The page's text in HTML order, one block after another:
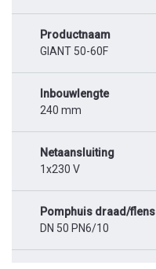
Productnaam
GIANT 50-60F
Inbouwlengte
240 mm
Netaansluiting
1x230 V
Pomphuis draad/flens
DN 50 PN6/10